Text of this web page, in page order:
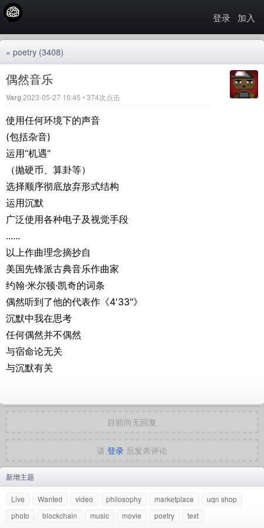
登录 加入
» poetry (3408)
偶然音乐
Varg2023-05-27 16:45 • 374次点击
使用任何环境下的声音
(包括杂音)
运用“机遇”
（抛硬币、算卦等）
选择顺序彻底放弃形式结构
运用沉默
广泛使用各种电子及视觉手段
......
以上作曲理念摘抄自
美国先锋派古典音乐作曲家
约翰·米尔顿·凯奇的词条
偶然听到了他的代表作《4'33"》
沉默中我在思考
任何偶然并不偶然
与宿命论无关
与沉默有关
目前尚无回复
请 登录 后发表评论
新增主题
Live Wanted video philosophy marketplace
uqn shop
photo
blockchain music movie poetry text